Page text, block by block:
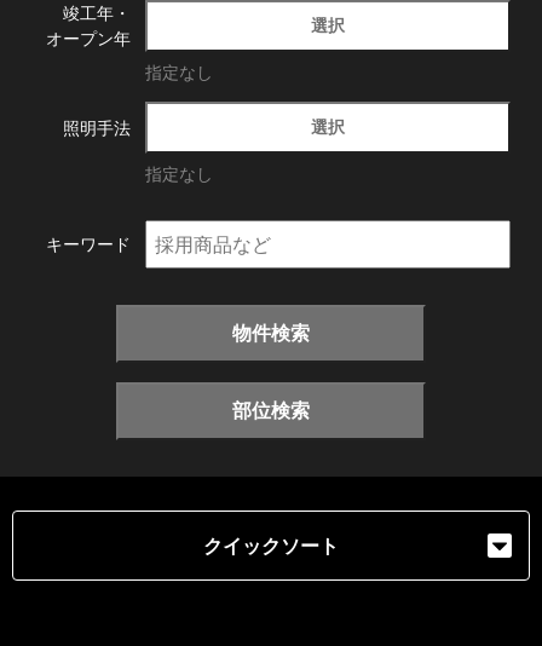
竣工年・
オープン年
選択
指定なし
照明手法 選択
指定なし
キーワード
物件検索
部位検索
クイックソート